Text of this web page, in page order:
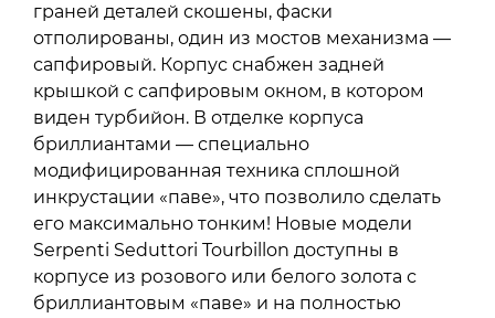
граней деталей скошены, фаски
отполированы, один из мостов механизма —
сапфировый. Корпус снабжен задней
крышкой с сапфировым окном, в котором
виден турбийон. В отделке корпуса
бриллиантами — специально
модифицированная техника сплошной
инкрустации «паве», что позволило сделать
его максимально тонким! Новые модели
Serpenti Seduttori Tourbillon доступны в
корпусе из розового или белого золота с
бриллиантовым «паве» и на полностью